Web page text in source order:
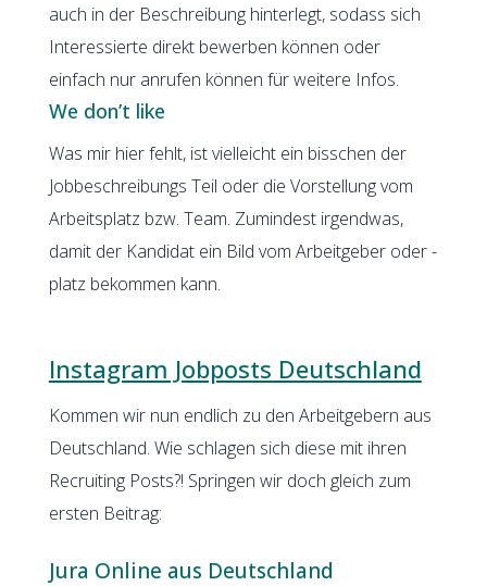
auch in der Beschreibung hinterlegt, sodass sich
Interessierte direkt bewerben können oder
einfach nur anrufen können für weitere Infos.
We don’t like
Was mir hier fehlt, ist vielleicht ein bisschen der
Jobbeschreibungs Teil oder die Vorstellung vom
Arbeitsplatz bzw. Team. Zumindest irgendwas,
damit der Kandidat ein Bild vom Arbeitgeber oder -
platz bekommen kann.
Instagram Jobposts Deutschland
Kommen wir nun endlich zu den Arbeitgebern aus
Deutschland. Wie schlagen sich diese mit ihren
Recruiting Posts?! Springen wir doch gleich zum
ersten Beitrag:
Jura Online aus Deutschland